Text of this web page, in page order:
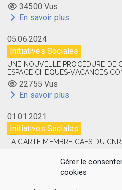
Gérer le
cookies
34500 Vus
En savoir plus
05.06.2024
Initiatives Sociales
UNE NOUVELLE PROCÉDURE DE
ESPACE CHÈQUES-VACANCES
22755 Vus
En savoir plus
01.01.2021
Initiatives Sociales
LA CARTE MEMBRE CAES DU
En savoir plus